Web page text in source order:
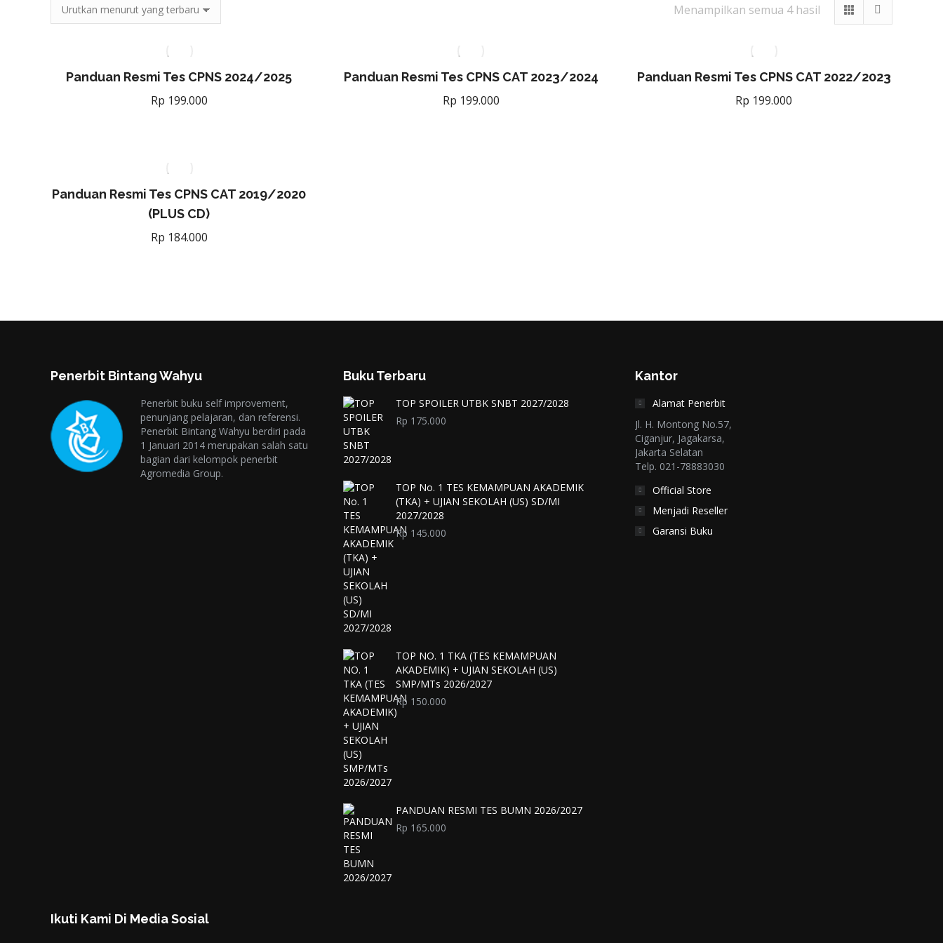
Menampilkan semua 4 hasil Diurutkan
menurut
Panduan Resmi Tes CPNS 2024/2025
Rp 199.000
Panduan Resmi Tes CPNS CAT 2023/2024
Rp 199.000
Panduan Resmi Tes CPNS CAT 2022/2023
Rp 199.000
Panduan Resmi Tes CPNS CAT 2019/2020
(PLUS CD)
Rp 184.000
Penerbit Bintang Wahyu
Penerbit buku self improvement,
penunjang pelajaran, dan referensi.
Penerbit Bintang Wahyu berdiri pada
1 Januari 2014 merupakan salah satu
bagian dari kelompok penerbit
Agromedia Group.
Buku Terbaru
TOP SPOILER UTBK SNBT 2027/2028
Rp 175.000
TOP No. 1 TES KEMAMPUAN AKADEMIK
(TKA) + UJIAN SEKOLAH (US) SD/MI
2027/2028
Rp 145.000
TOP NO. 1 TKA (TES KEMAMPUAN
AKADEMIK) + UJIAN SEKOLAH (US)
SMP/MTs 2026/2027
Rp 150.000
PANDUAN RESMI TES BUMN 2026/2027
Rp 165.000
Kantor
Alamat Penerbit
Jl. H. Montong No.57,
Ciganjur, Jagakarsa,
Jakarta Selatan
Telp. 021-78883030
Official Store
Menjadi Reseller
Garansi Buku
Ikuti Kami Di Media Sosial